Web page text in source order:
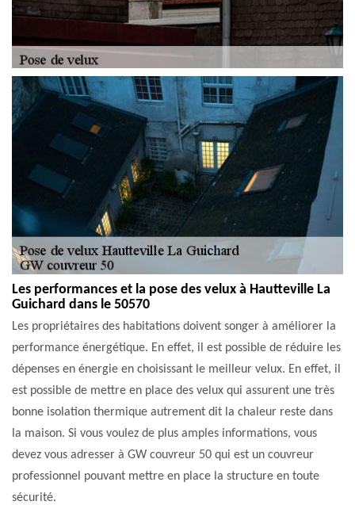
Les performances et la pose des velux à Hautteville La
Guichard dans le 50570
Les propriétaires des habitations doivent songer à améliorer la
performance énergétique. En effet, il est possible de réduire les
dépenses en énergie en choisissant le meilleur velux. En effet, il
est possible de mettre en place des velux qui assurent une très
bonne isolation thermique autrement dit la chaleur reste dans
la maison. Si vous voulez de plus amples informations, vous
devez vous adresser à GW couvreur 50 qui est un couvreur
professionnel pouvant mettre en place la structure en toute
sécurité.